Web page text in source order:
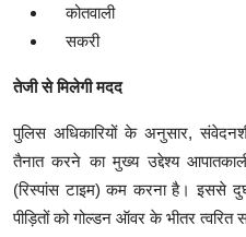
कोतवाली
सकरी
तेजी से मिलेगी मदद
पुलिस अधिकारियों के अनुसार,
तैनात करने का मुख्य उद्देश्य
(रिस्पांस टाइम) कम करना है। इससे
पीड़ितों को गोल्डन ऑवर के भीतर त्वरित